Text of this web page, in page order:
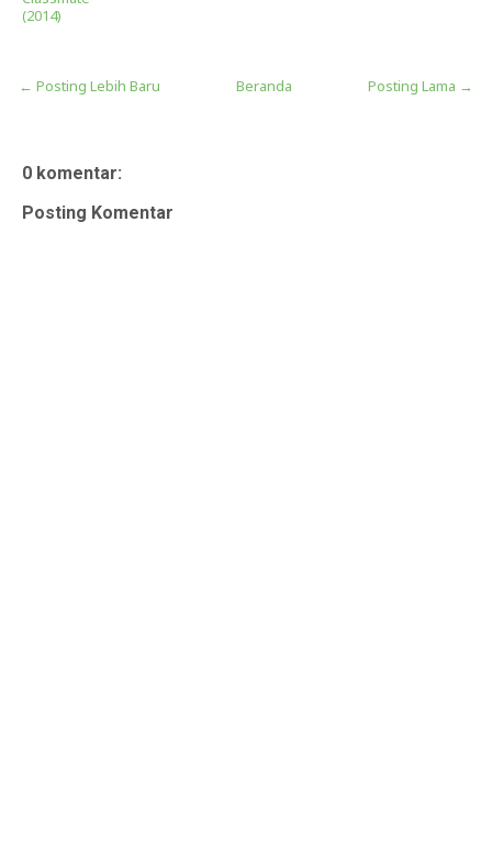
(2014)
← Posting Lebih Baru Posting Lama →
Beranda
0 komentar:
Posting Komentar